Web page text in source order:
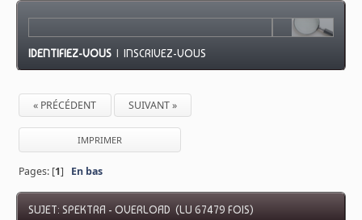
IDENTIFIEZ-VOUS |INSCRIVEZ-VOUS
« PRÉCÉDENT SUIVANT »
IMPRIMER
Pages: [1] En bas
SUJET: SPEKTRA - OVERLOAD (LU 67479 FOIS)